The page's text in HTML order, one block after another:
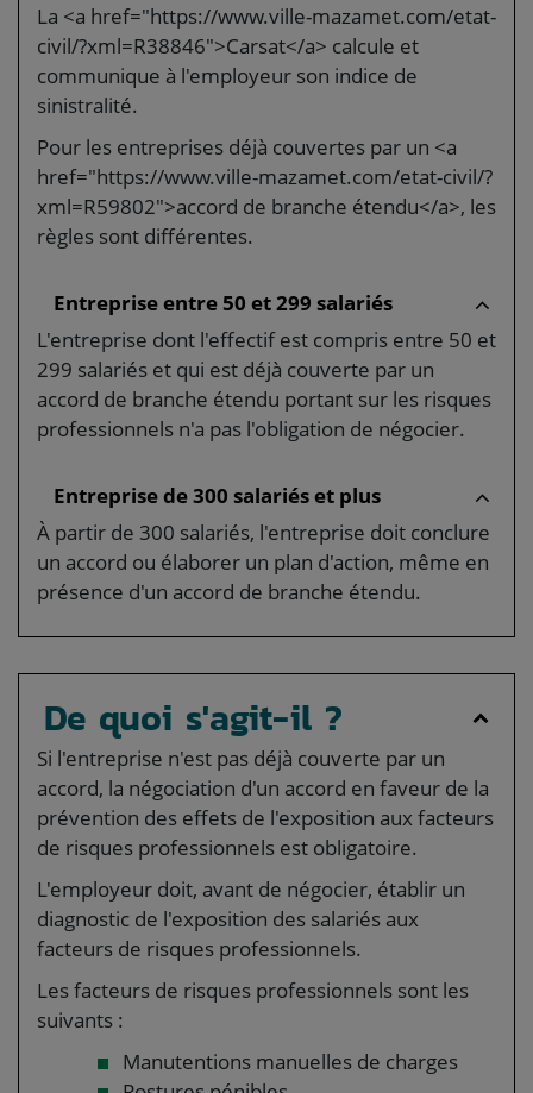
La <a href="https://www.ville-mazamet.com/etat-
civil/?xml=R38846">Carsat</a> calcule et
communique à l'employeur son indice de
sinistralité.
Pour les entreprises déjà couvertes par un <a
href="https://www.ville-mazamet.com/etat-civil/?
xml=R59802">accord de branche étendu</a>, les
règles sont différentes.
Entreprise entre 50 et 299 salariés
L'entreprise dont l'effectif est compris entre 50 et
299 salariés et qui est déjà couverte par un
accord de branche étendu portant sur les risques
professionnels n'a pas l'obligation de négocier.
Entreprise de 300 salariés et plus
À partir de 300 salariés, l'entreprise doit conclure
un accord ou élaborer un plan d'action, même en
présence d'un accord de branche étendu.
De quoi s'agit-il ?
Si l'entreprise n'est pas déjà couverte par un
accord, la négociation d'un accord en faveur de la
prévention des effets de l'exposition aux facteurs
de risques professionnels est obligatoire.
L'employeur doit, avant de négocier, établir un
diagnostic de l'exposition des salariés aux
facteurs de risques professionnels.
Les facteurs de risques professionnels sont les
suivants :
Manutentions manuelles de charges